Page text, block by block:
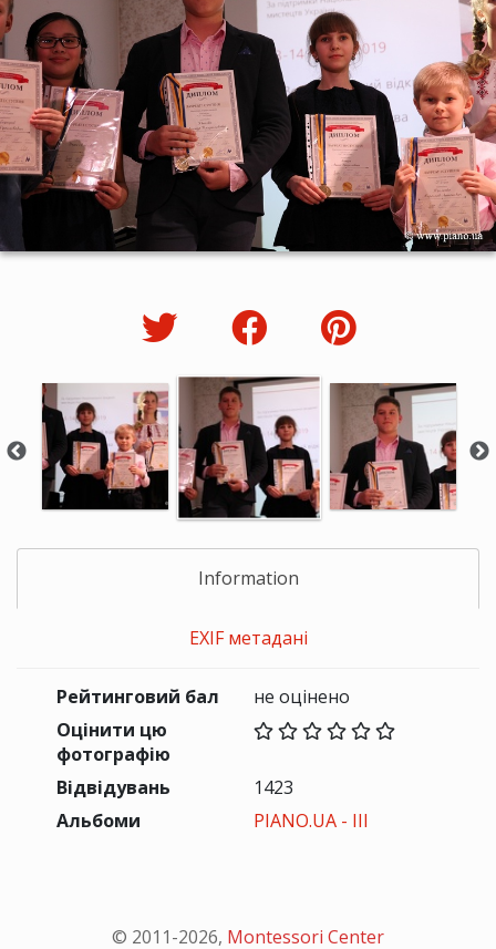
Information
EXIF метадані
Рейтинговий бал
не оцінено
Оцінити цю
фотографію
Відвідувань
1423
Альбоми
PIANO.UA - III
© 2011-2026, Montessori Center